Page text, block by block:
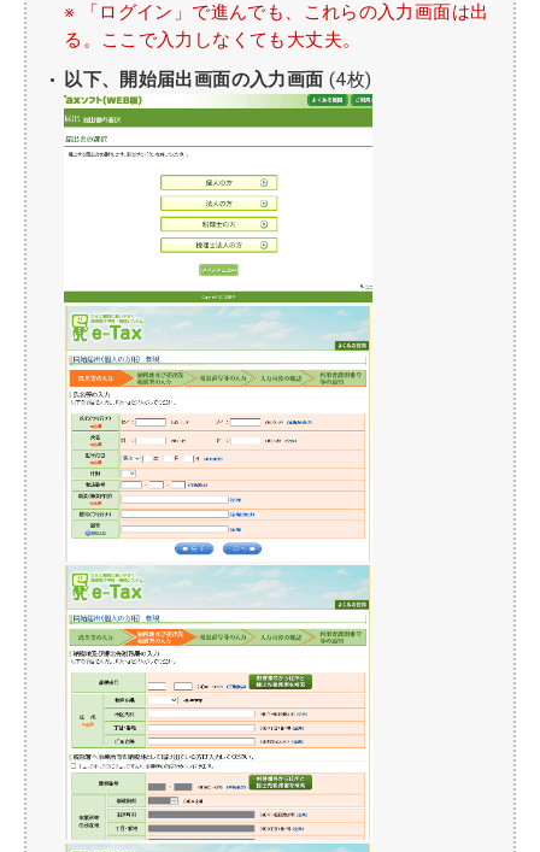
※ 「ログイン」で進んでも、これらの入力画面は出
る。ここで入力しなくても大丈夫。
以下、開始届出画面の入力画面 (4枚)